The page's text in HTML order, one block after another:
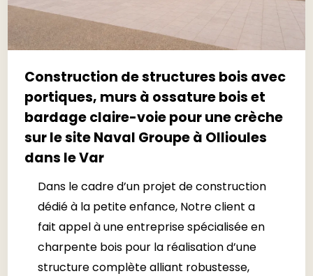
Construction de structures bois avec
portiques, murs à ossature bois et
bardage claire-voie pour une crèche
sur le site Naval Groupe à Ollioules
dans le Var
Dans le cadre d’un projet de construction
dédié à la petite enfance, Notre client a
fait appel à une entreprise spécialisée en
charpente bois pour la réalisation d’une
structure complète alliant robustesse,